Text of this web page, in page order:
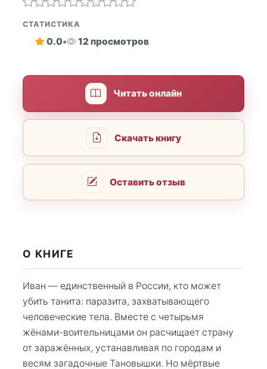
СТАТИСТИКА
0.0• 12 просмотров
Читать онлайн
Скачать книгу
Оставить отзыв
О КНИГЕ
Иван — единственный в России, кто может
убить танита: паразита, захватывающего
человеческие тела. Вместе с четырьмя
жёнами-воительницами он расчищает страну
от заражённых, устанавливая по городам и
весям загадочные Тановышки. Но мёртвые